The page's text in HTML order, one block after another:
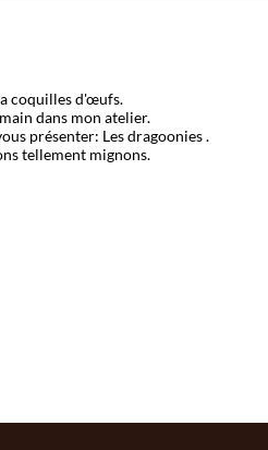
coquilles d'œufs.
dans mon atelier.
présenter: Les dragoonies .
tellement mignons.